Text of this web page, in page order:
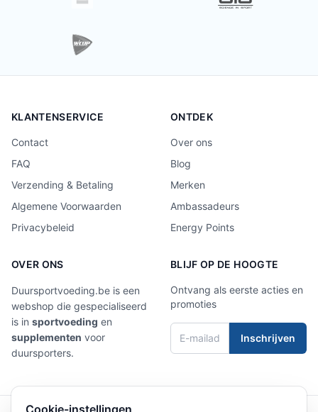
KLANTENSERVICE
Contact
FAQ
Verzending & Betaling
Algemene Voorwaarden
Privacybeleid
ONTDEK
Over ons
Blog
Merken
Ambassadeurs
Energy Points
OVER ONS
Duursportvoeding.be is een
webshop die gespecialiseerd
is in sportvoeding en
supplementen voor
duursporters.
BLIJF OP DE HOOGTE
Ontvang als eerste acties en
promoties
Inschrijven
Cookie-instellingen